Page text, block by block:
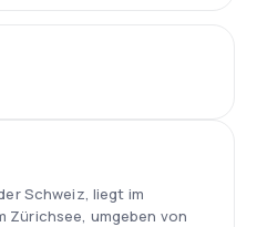
Schweiz, liegt im
Zürichsee, umgeben von